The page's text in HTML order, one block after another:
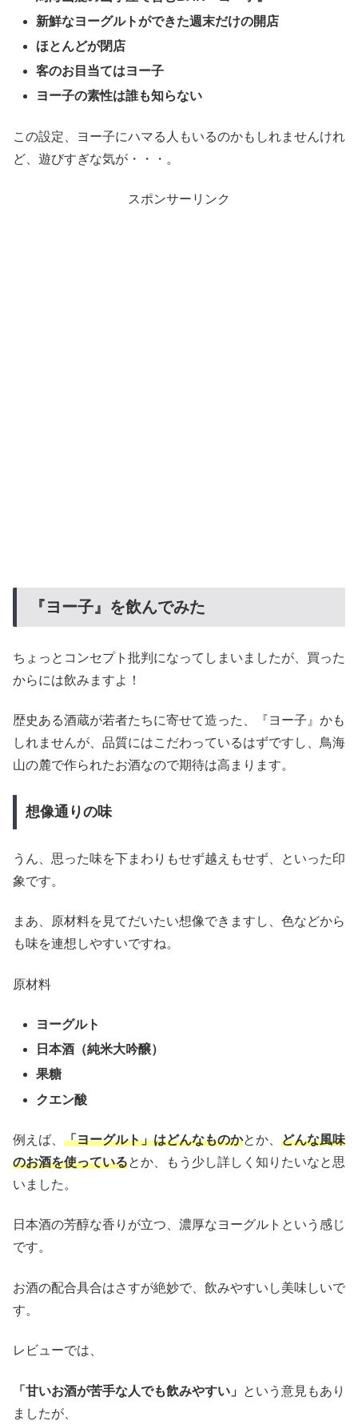
新鮮なヨーグルトができた週末だけの開店
ほとんどが閉店
客のお目当てはヨー子
ヨー子の素性は誰も知らない
この設定、ヨー子にハマる人もいるのかもしれませんけれ
ど、遊びすぎな気が・・・。
スポンサーリンク
『ヨー子』を飲んでみた
ちょっとコンセプト批判になってしまいましたが、買った
からには飲みますよ！
歴史ある酒蔵が若者たちに寄せて造った、『ヨー子』かも
しれませんが、品質にはこだわっているはずですし、鳥海
山の麓で作られたお酒なので期待は高まります。
想像通りの味
うん、思った味を下まわりもせず越えもせず、といった印
象です。
まあ、原材料を見てだいたい想像できますし、色などから
も味を連想しやすいですね。
原材料
ヨーグルト
日本酒（純米大吟醸）
果糖
クエン酸
例えば、 「ヨーグルト」はどんなものかとか、 どんな風味
のお酒を使っているとか、もう少し詳しく知りたいなと思
いました。
日本酒の芳醇な香りが立つ、濃厚なヨーグルトという感じ
です。
お酒の配合具合はさすが絶妙で、飲みやすいし美味しいで
す。
レビューでは、
「甘いお酒が苦手な人でも飲みやすい」
という意見もあり
ましたが、